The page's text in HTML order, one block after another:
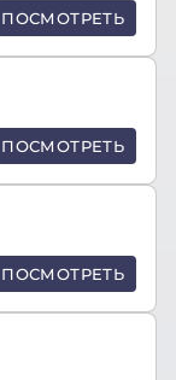
ПОСМОТРЕТЬ
ПОСМОТРЕТЬ
ПОСМОТРЕТЬ